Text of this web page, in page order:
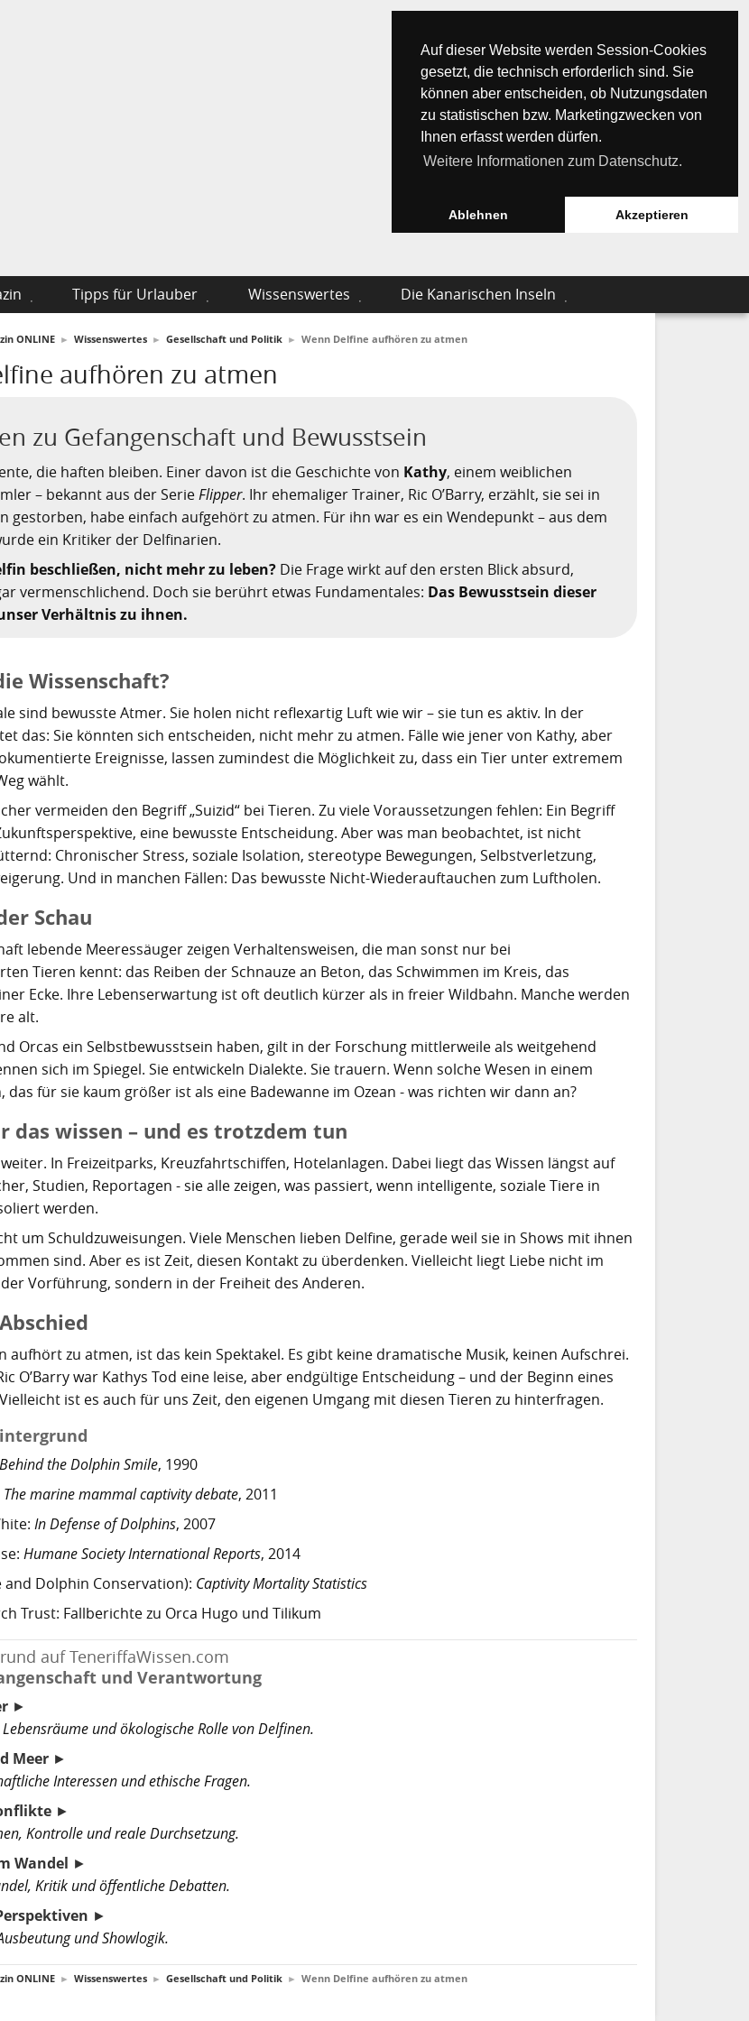
Auf dieser Website werden Session-Cookies
gesetzt, die technisch erforderlich sind. Sie
können aber entscheiden, ob Nutzungsdaten
zu statistischen bzw. Marketingzwecken von
Ihnen erfasst werden dürfen.
Weitere Informationen zum Datenschutz.
Ablehnen Akzeptieren
Tipps für Urlauber Wissenswertes Die Kanarischen Inseln
ONLINE ► Wissenswertes ► Gesellschaft und Politik ► Wenn Delfine aufhören zu atmen
aufhören zu atmen
zu Gefangenschaft und Bewusstsein
die haften bleiben. Einer davon ist die Geschichte von Kathy, einem weiblichen
– bekannt aus der SerieFlipper. Ihr ehemaliger Trainer, Ric O’Barry, erzählt, sie sei in
gestorben, habe einfach aufgehört zu atmen. Für ihn war es ein Wendepunkt – aus dem
ein Kritiker der Delfinarien.
beschließen, nicht mehr zu leben? Die Frage wirkt auf den ersten Blick absurd,
vermenschlichend. Doch sie berührt etwas Fundamentales: Das Bewusstsein dieser
Verhältnis zu ihnen.
Wissenschaft?
sind bewusste Atmer. Sie holen nicht reflexartig Luft wie wir – sie tun es aktiv. In der
das: Sie könnten sich entscheiden, nicht mehr zu atmen. Fälle wie jener von Kathy, aber
Ereignisse, lassen zumindest die Möglichkeit zu, dass ein Tier unter extremem
wählt.
vermeiden den Begriff „Suizid“ bei Tieren. Zu viele Voraussetzungen fehlen: Ein Begriff
eine bewusste Entscheidung. Aber was man beobachtet, ist nicht
Chronischer Stress, soziale Isolation, stereotype Bewegungen, Selbstverletzung,
Und in manchen Fällen: Das bewusste Nicht-Wiederauftauchen zum Luftholen.
Schau
lebende Meeressäuger zeigen Verhaltensweisen, die man sonst nur bei
Tieren kennt: das Reiben der Schnauze an Beton, das Schwimmen im Kreis, das
Ecke. Ihre Lebenserwartung ist oft deutlich kürzer als in freier Wildbahn. Manche werden
alt.
Orcas ein Selbstbewusstsein haben, gilt in der Forschung mittlerweile als weitgehend
sich im Spiegel. Sie entwickeln Dialekte. Sie trauern. Wenn solche Wesen in einem
das für sie kaum größer ist als eine Badewanne im Ozean - was richten wir dann an?
das wissen – und es trotzdem tun
In Freizeitparks, Kreuzfahrtschiffen, Hotelanlagen. Dabei liegt das Wissen längst auf
Studien, Reportagen - sie alle zeigen, was passiert, wenn intelligente, soziale Tiere in
werden.
um Schuldzuweisungen. Viele Menschen lieben Delfine, gerade weil sie in Shows mit ihnen
sind. Aber es ist Zeit, diesen Kontakt zu überdenken. Vielleicht liegt Liebe nicht im
Vorführung, sondern in der Freiheit des Anderen.
aufhört zu atmen, ist das kein Spektakel. Es gibt keine dramatische Musik, keinen Aufschrei.
O’Barry war Kathys Tod eine leise, aber endgültige Entscheidung – und der Beginn eines
ist es auch für uns Zeit, den eigenen Umgang mit diesen Tieren zu hinterfragen.
Behind the Dolphin Smile, 1990
The marine mammal captivity debate, 2011
In Defense of Dolphins, 2007
Humane Society International Reports, 2014
and Dolphin Conservation): Captivity Mortality Statistics
Trust: Fallberichte zu Orca Hugo und Tilikum
auf TeneriffaWissen.com
und Verantwortung
►
und ökologische Rolle von Delfinen.
Meer ►
Interessen und ethische Fragen.
►
Kontrolle und reale Durchsetzung.
Wandel ►
Kritik und öffentliche Debatten.
►
und Showlogik.
ONLINE ► Wissenswertes ► Gesellschaft und Politik ► Wenn Delfine aufhören zu atmen